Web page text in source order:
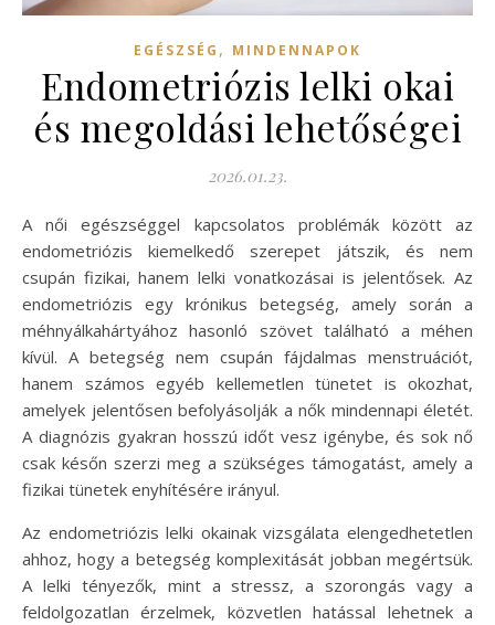
EGÉSZSÉG , MINDENNAPOK
Endometriózis lelki okai
és megoldási lehetőségei
2026.01.23.
A női egészséggel kapcsolatos problémák között az
endometriózis kiemelkedő szerepet játszik, és nem
csupán fizikai, hanem lelki vonatkozásai is jelentősek. Az
endometriózis egy krónikus betegség, amely során a
méhnyálkahártyához hasonló szövet található a méhen
kívül. A betegség nem csupán fájdalmas menstruációt,
hanem számos egyéb kellemetlen tünetet is okozhat,
amelyek jelentősen befolyásolják a nők mindennapi életét.
A diagnózis gyakran hosszú időt vesz igénybe, és sok nő
csak későn szerzi meg a szükséges támogatást, amely a
fizikai tünetek enyhítésére irányul.
Az endometriózis lelki okainak vizsgálata elengedhetetlen
ahhoz, hogy a betegség komplexitását jobban megértsük.
A lelki tényezők, mint a stressz, a szorongás vagy a
feldolgozatlan érzelmek, közvetlen hatással lehetnek a